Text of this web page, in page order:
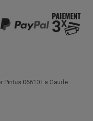
Pintus 06610 La Gaude